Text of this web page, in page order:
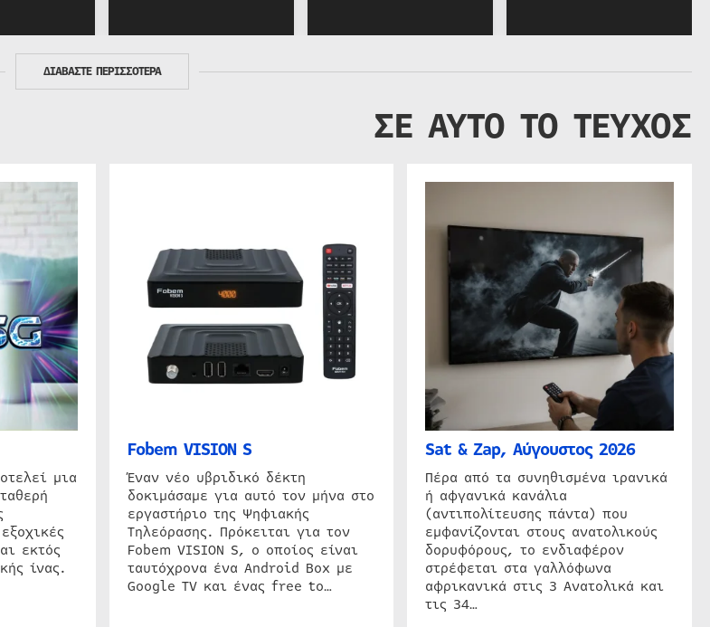
ΔΙΑΒΑΣΤΕ ΠΕΡΙΣΣΟΤΕΡΑ
ΣΕ ΑΥΤΟ ΤΟ ΤΕΥΧΟΣ
μια
εκτός
ίνας.
Fobem VISION S
Έναν νέο υβριδικό δέκτη
δοκιμάσαμε για αυτό τον μήνα στο
εργαστήριο της Ψηφιακής
Τηλεόρασης. Πρόκειται για τον
Fobem VISION S, ο οποίος είναι
ταυτόχρονα ένα Android Box με
Google TV και ένας free to…
Sat & Zap, Αύγουστος 2026
Πέρα από τα συνηθισμένα ιρανικά
ή αφγανικά κανάλια
(αντιπολίτευσης πάντα) που
εμφανίζονται στους ανατολικούς
δορυφόρους, το ενδιαφέρον
στρέφεται στα γαλλόφωνα
αφρικανικά στις 3 Ανατολικά και
τις 34…